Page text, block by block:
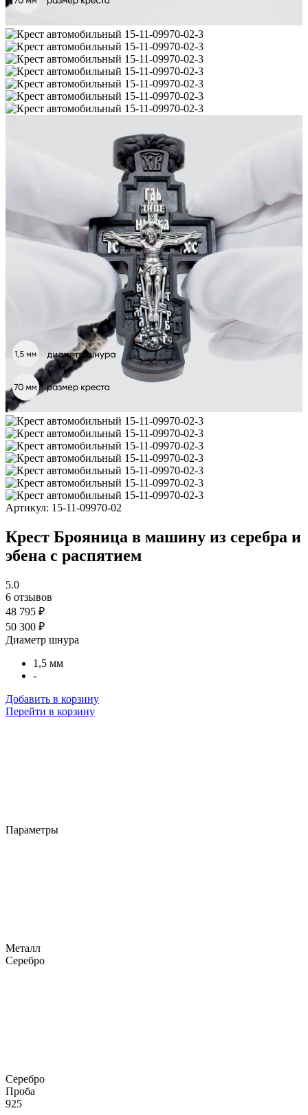
Артикул: 15-11-09970-02
Крест Брояница в машину из серебра и
эбена с распятием
5.0
6 отзывов
48 795 ₽
50 300 ₽
Диаметр шнура
1,5 мм
-
Добавить в корзину
Перейти в корзину
Параметры
Металл
Серебро
Серебро
Проба
925